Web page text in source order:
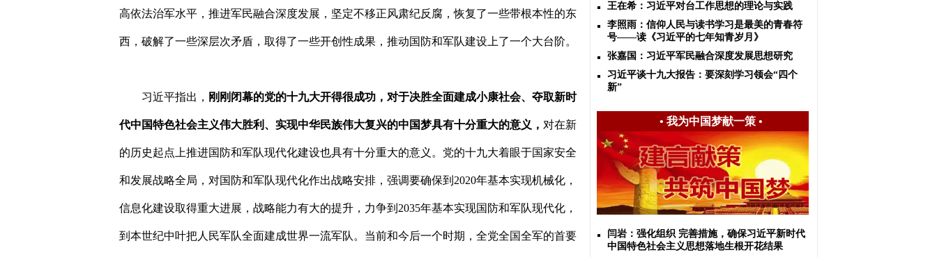
高依法治军水平，推进军民融合深度发展，坚定不移正风肃纪反腐，恢复了一些带根本性的东
西，破解了一些深层次矛盾，取得了一些开创性成果，推动国防和军队建设上了一个大台阶。
习近平指出， 刚刚闭幕的党的十九大开得很成功，对于决胜全面建成小康社会、夺取新时
代中国特色社会主义伟大胜利、实现中华民族伟大复兴的中国梦具有十分重大的意义， 对在新
的历史起点上推进国防和军队现代化建设也具有十分重大的意义。党的十九大着眼于国家安全
和发展战略全局，对国防和军队现代化作出战略安排，强调要确保到 2020年基本实现机械化，
信息化建设取得重大进展，战略能力有大的提升，力争到 2035年基本实现国防和军队现代化，
到本世纪中叶把人民军队全面建成世界一流军队。当前和今后一个时期，全党全国全军的首要
王在希：习近平对台工作思想的理论与实践
李照雨：信仰人民与读书学习是最美的青春符
号——读《习近平的七年知青岁月》
张嘉国：习近平军民融合深度发展思想研究
习近平谈十九大报告：要深刻学习领会“四个
新”
• 我为中国梦献一策•
闫岩：强化组织 完善措施，确保习近平新时代
中国特色社会主义思想落地生根开花结果